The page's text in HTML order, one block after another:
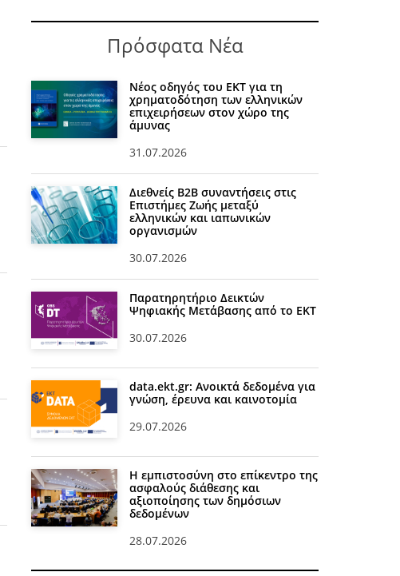
Πρόσφατα Νέα
Νέος οδηγός του ΕΚΤ για τη
χρηματοδότηση των ελληνικών
επιχειρήσεων στον χώρο της
άμυνας
31.07.2026
Διεθνείς Β2Β συναντήσεις στις
Επιστήμες Ζωής μεταξύ
ελληνικών και ιαπωνικών
οργανισμών
30.07.2026
Παρατηρητήριο Δεικτών
Ψηφιακής Μετάβασης από το ΕΚΤ
30.07.2026
data.ekt.gr: Ανοικτά δεδομένα για
γνώση, έρευνα και καινοτομία
29.07.2026
Η εμπιστοσύνη στο επίκεντρο της
ασφαλούς διάθεσης και
αξιοποίησης των δημόσιων
δεδομένων
28.07.2026